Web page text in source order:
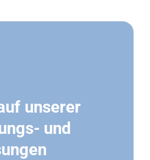
unserer
und